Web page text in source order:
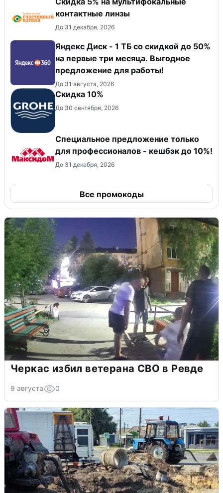
контактные линзы
До 31 декабря, 2026
Яндекс Диск - 1 ТБ со скидкой до 50%
на первые три месяца. Выгодное
предложение для работы!
До 31 августа, 2026
Скидка 10%
До 30 сентября, 2026
Специальное предложение только
для профессионалов - кешбэк до 10%!
До 31 декабря, 2026
Все промокоды
Черкас избил ветерана СВО в Ревде
9 августа 0